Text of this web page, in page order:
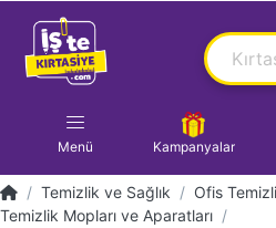
Menü Kampanyalar
Temizlik ve Sağlık
Ofis
Temizlik Mopları ve Aparatları